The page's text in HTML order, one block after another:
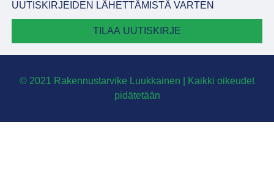
UUTISKIRJEIDEN LÄHETTÄMISTÄ VARTEN
TILAA UUTISKIRJE
© 2021 Rakennustarvike Luukkainen | Kaikki oikeudet
pidätetään